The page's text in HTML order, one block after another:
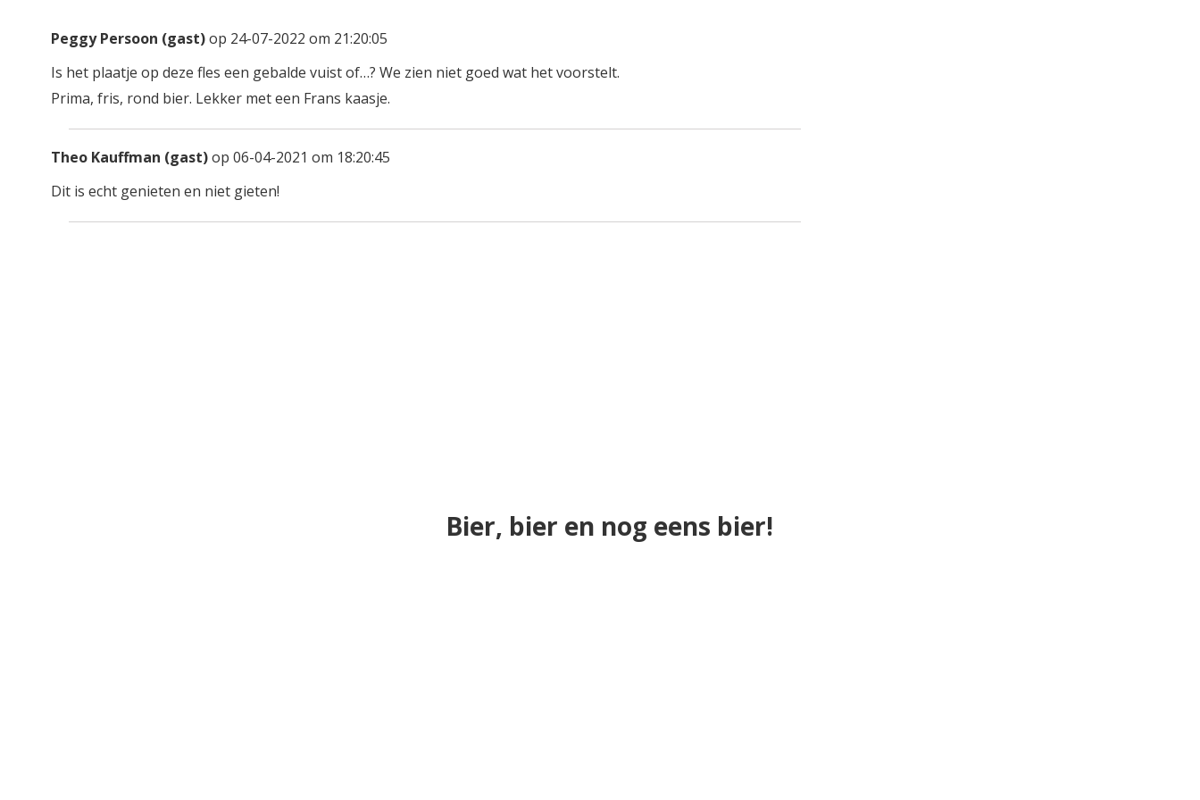
Peggy Persoon (gast)op 24-07-2022 om 21:20:05
Is het plaatje op deze fles een gebalde vuist of…? We zien niet goed wat het voorstelt.
Prima, fris, rond bier. Lekker met een Frans kaasje.
Theo Kauffman (gast)op 06-04-2021 om 18:20:45
Dit is echt genieten en niet gieten!
Bier, bier en nog eens bier!